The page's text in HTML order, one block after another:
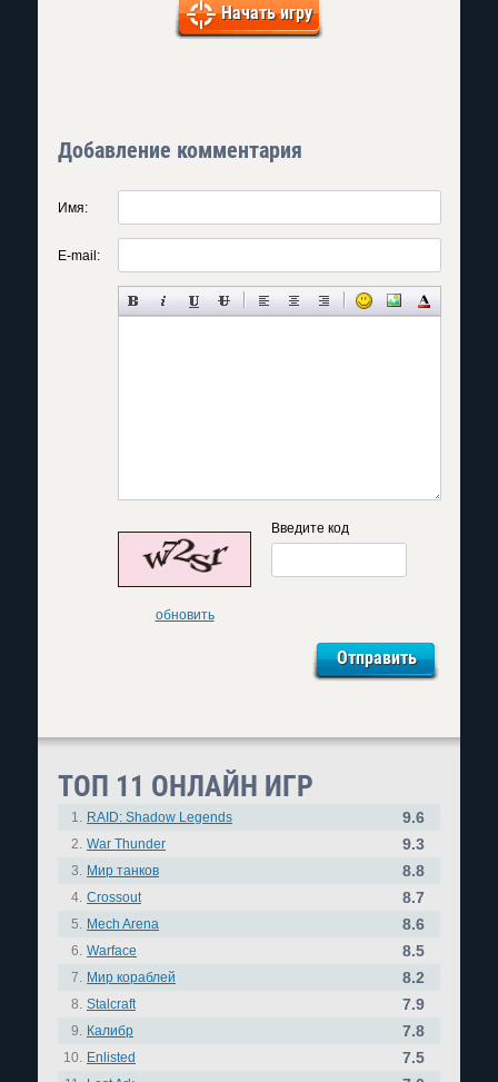
Начать игру
Добавление комментария
Имя:
E-mail:
обновить
Введите код
ТОП 11 ОНЛАЙН ИГР
1. RAID: Shadow Legends 9.6
2. War Thunder 9.3
3. Мир танков 8.8
4. Crossout 8.7
5. Mech Arena 8.6
6. Warface 8.5
7. Мир кораблей 8.2
8. Stalcraft 7.9
9. Калибр 7.8
10. Enlisted 7.5